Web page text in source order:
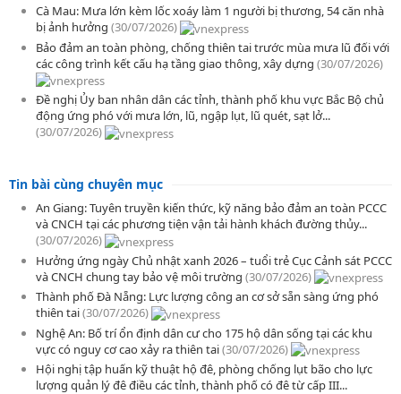
Cà Mau: Mưa lớn kèm lốc xoáy làm 1 người bị thương, 54 căn nhà
bị ảnh hưởng (30/07/2026)
Bảo đảm an toàn phòng, chống thiên tai trước mùa mưa lũ đối với
các công trình kết cấu hạ tầng giao thông, xây dựng (30/07/2026)
Đề nghị Ủy ban nhân dân các tỉnh, thành phố khu vực Bắc Bộ chủ
động ứng phó với mưa lớn, lũ, ngập lụt, lũ quét, sạt lở...
(30/07/2026)
Tin bài cùng chuyên mục
An Giang: Tuyên truyền kiến thức, kỹ năng bảo đảm an toàn PCCC
và CNCH tại các phương tiện vận tải hành khách đường thủy...
(30/07/2026)
Hưởng ứng ngày Chủ nhật xanh 2026 – tuổi trẻ Cục Cảnh sát PCCC
và CNCH chung tay bảo vệ môi trường (30/07/2026)
Thành phố Đà Nẵng: Lực lượng công an cơ sở sẵn sàng ứng phó
thiên tai(30/07/2026)
Nghệ An: Bố trí ổn định dân cư cho 175 hộ dân sống tại các khu
vực có nguy cơ cao xảy ra thiên tai(30/07/2026)
Hội nghị tập huấn kỹ thuật hộ đê, phòng chống lụt bão cho lực
lượng quản lý đê điều các tỉnh, thành phố có đê từ cấp III...